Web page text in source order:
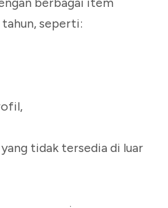
seperti:
tidak tersedia di luar